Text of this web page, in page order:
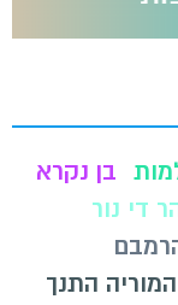
בן נקרא
די נור
התנך